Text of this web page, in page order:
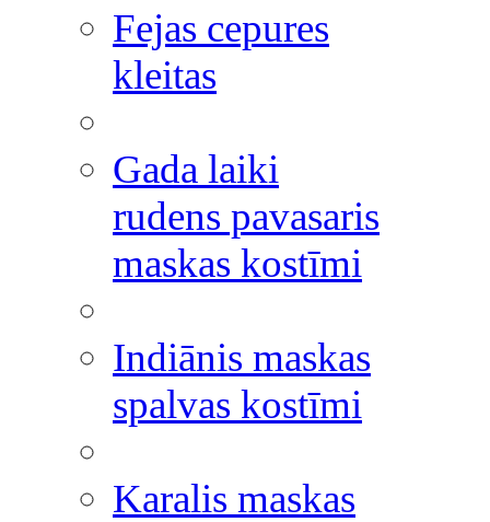
Fejas cepures
kleitas
Gada laiki
rudens pavasaris
maskas kostīmi
Indiānis maskas
spalvas kostīmi
Karalis maskas